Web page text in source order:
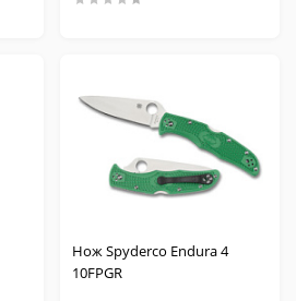
Нож Spyderco Endura 4
10FPGR